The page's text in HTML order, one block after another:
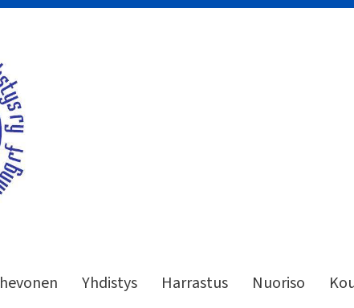
ry
Yhdistys Harrastus Nuoriso